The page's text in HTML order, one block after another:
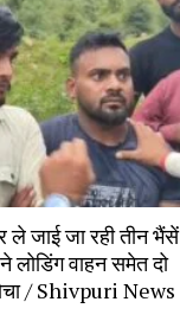
जाई जा रही तीन भैंसें
ने लोडिंग वाहन समेत दो
/ Shivpuri News